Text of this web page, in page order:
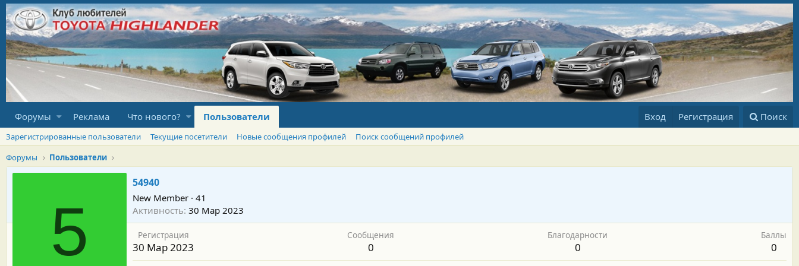
Форумы Реклама Что нового? Пользователи Вход Регистрация Поиск
Зарегистрированные пользователи Текущие посетители Новые сообщения профилей
Поиск сообщений профилей
Форумы
Пользователи
5
54940
New Member · 41
Активность 30 Мар 2023
Регистрация
30 Мар 2023
Сообщения
0
Благодарности
0
Баллы
0